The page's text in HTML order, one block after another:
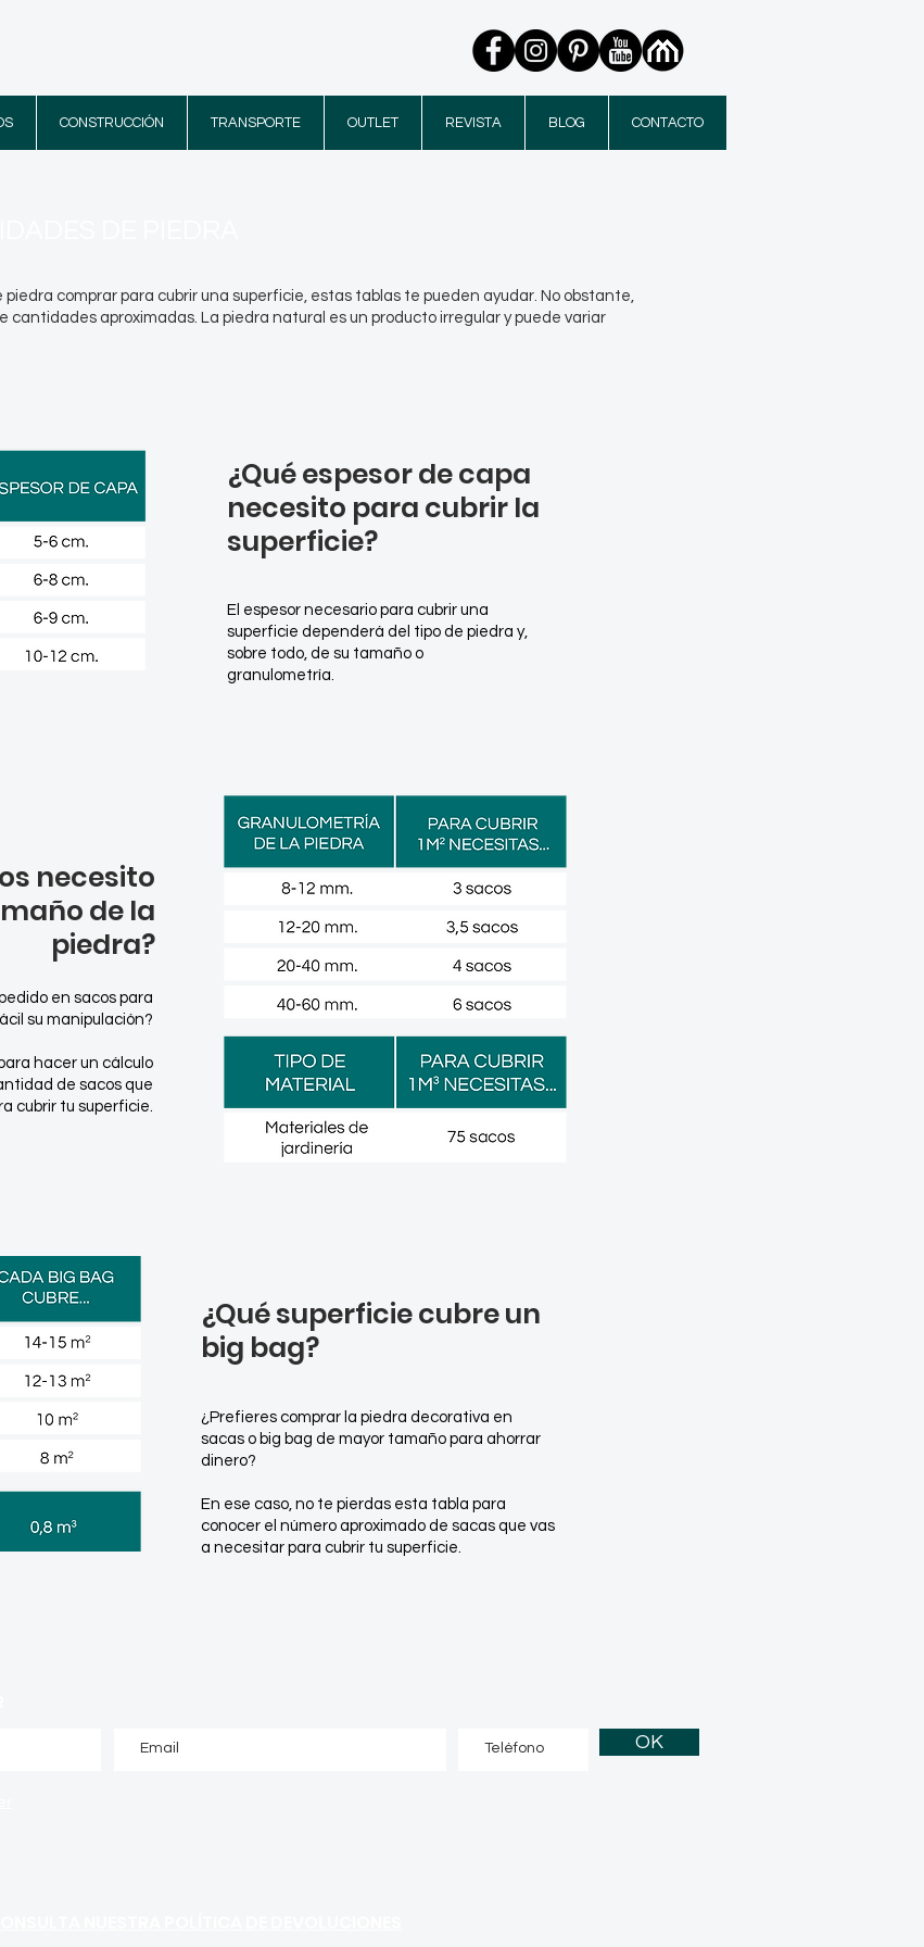
CONSTRUCCIÓN TRANSPORTE OUTLET REVISTA BLOG CONTACTO
comprar para cubrir una superficie, estas tablas te pueden ayudar. No obstante,
aproximadas. La piedra natural es un producto irregular y puede variar
¿Qué espesor de capa
necesito para cubrir la
superficie?
El espesor necesario para cubrir una
superficie dependerá del tipo de piedra y,
sobre todo, de su tamaño o
granulometría.
necesito
de la
piedra?
en sacos para
su manipulación?
hacer un cálculo
de sacos que
cubrir tu superficie.
¿Qué superficie cubre un
big bag?
¿Prefieres comprar la piedra decorativa en
sacas o big bag de mayor tamaño para ahorrar
dinero?
En ese caso, no te pierdas esta tabla para
conocer el número aproximado de sacas que vas
a necesitar para cubrir tu superficie.
OK